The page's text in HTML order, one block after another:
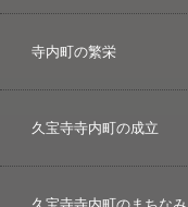
寺内町の繁栄
久宝寺寺内町の成立